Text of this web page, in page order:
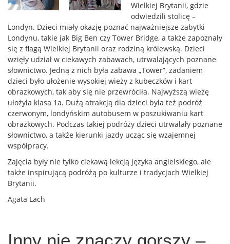
Wielkiej Brytanii, gdzie
odwiedzili stolicę –
Londyn. Dzieci miały okazję poznać najważniejsze zabytki
Londynu, takie jak Big Ben czy Tower Bridge, a także zapoznały
się z flagą Wielkiej Brytanii oraz rodziną królewską. Dzieci
wzięły udział w ciekawych zabawach, utrwalających poznane
słownictwo. Jedną z nich była zabawa „Tower”, zadaniem
dzieci było ułożenie wysokiej wieży z kubeczków i kart
obrazkowych, tak aby się nie przewróciła. Najwyższą wieżę
ułożyła klasa 1a. Dużą atrakcją dla dzieci była też podróż
czerwonym, londyńskim autobusem w poszukiwaniu kart
obrazkowych. Podczas takiej podróży dzieci utrwalały poznane
słownictwo, a także kierunki jazdy ucząc się wzajemnej
współpracy.
Zajęcia były nie tylko ciekawą lekcją języka angielskiego, ale
także inspirującą podróżą po kulturze i tradycjach Wielkiej
Brytanii.
Agata Lach